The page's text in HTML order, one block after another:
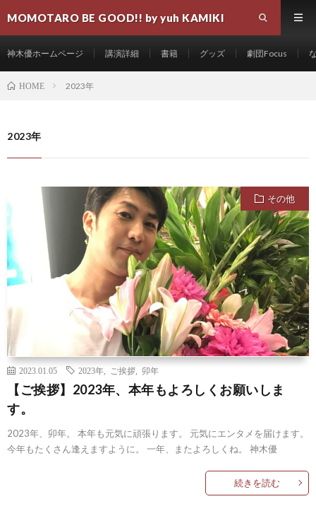
MOMOTARO BE GOOD!! by yuh KAMIKI
神木優ホームページ 講演詳細 書籍 グッズ 劇団Focus
HOME 2023年
2023年
その他
2023.01.05 2023年 ご挨拶 卯年
【ご挨拶】2023年、本年もよろしくお願いしま
す。
2023年、卯年。 本年も元気に頑張ります。 元気にエンタメを届けます。
今年もたくさん逢えますように。 一年、またよろしくね。 神木優
続きを読む